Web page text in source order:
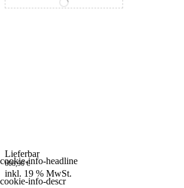
variant_tab.nav.selector-special
Lieferbar
608,90€
inkl. 19 % MwSt.
cookie-info-descr